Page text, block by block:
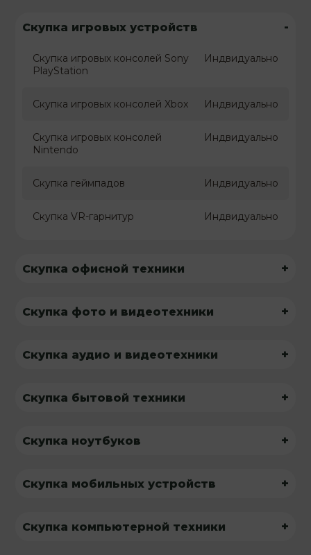
Скупка игровых устройств -
Скупка игровых консолей Sony
PlayStation
Индвидуально
Скупка игровых консолей Xbox Индвидуально
Скупка игровых консолей
Nintendo
Индвидуально
Скупка геймпадов Индвидуально
Скупка VR-гарнитур Индвидуально
Скупка офисной техники +
Скупка фото и видеотехники +
Скупка аудио и видеотехники +
Скупка бытовой техники +
Скупка ноутбуков +
Скупка мобильных устройств +
Скупка компьютерной техники +